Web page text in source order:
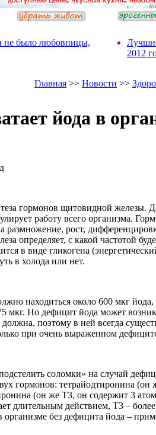
было любовницы,
2012
Главная >> Новости >>
йода в
гормонов щитовидной железы.
работу всего организма.
размножение, рост,
определяет, с какой частотой
в виде гликогена
в холода или нет.
находиться около 600 мкг
мкг. Но дефицит йода может
поэтому в ней всегда
при очень выраженном
соломки» на случай
гормонов: тетрайодтиронина
(он же Т3, он содержит 3
длительным действием, Т3 –
без дефицита йода –